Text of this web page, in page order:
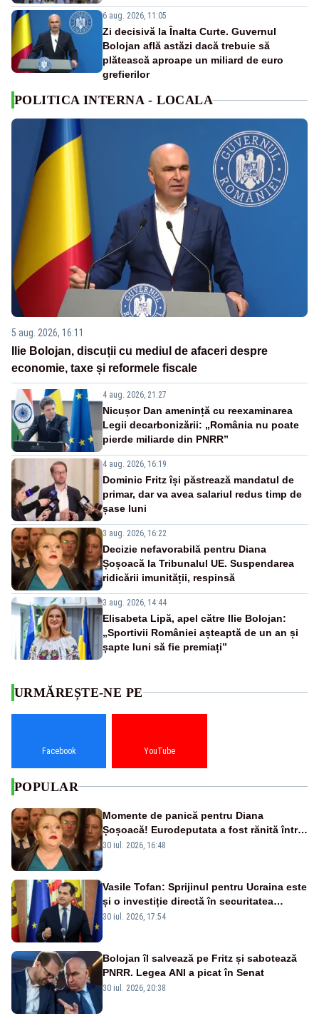
6 aug. 2026, 11:05
Zi decisivă la Înalta Curte. Guvernul
Bolojan află astăzi dacă trebuie să
plătească aproape un miliard de euro
grefierilor
POLITICA INTERNA - LOCALA
5 aug. 2026, 16:11
Ilie Bolojan, discuții cu mediul de afaceri despre
economie, taxe și reformele fiscale
4 aug. 2026, 21:27
Nicușor Dan amenință cu reexaminarea
Legii decarbonizării: „România nu poate
pierde miliarde din PNRR”
4 aug. 2026, 16:19
Dominic Fritz își păstrează mandatul de
primar, dar va avea salariul redus timp de
șase luni
3 aug. 2026, 16:22
Decizie nefavorabilă pentru Diana
Șoșoacă la Tribunalul UE. Suspendarea
ridicării imunității, respinsă
3 aug. 2026, 14:44
Elisabeta Lipă, apel către Ilie Bolojan:
„Sportivii României așteaptă de un an și
șapte luni să fie premiați”
URMĂREȘTE-NE PE
Facebook YouTube
POPULAR
Momente de panică pentru Diana
Șoșoacă! Eurodeputata a fost rănită într-
un accident rutier
30 iul. 2026, 16:48
Vasile Tofan: Sprijinul pentru Ucraina este
și o investiție directă în securitatea
Republicii Moldova și a întregii regiuni
30 iul. 2026, 17:54
Bolojan îl salvează pe Fritz și sabotează
PNRR. Legea ANI a picat în Senat
30 iul. 2026, 20:38